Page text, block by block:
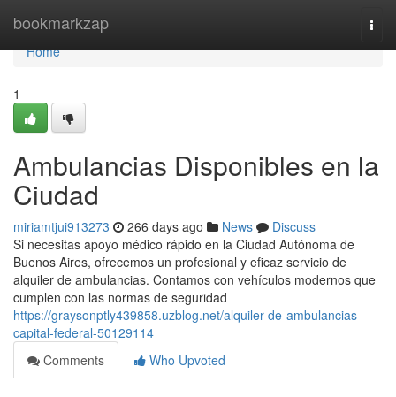
bookmarkzap
Home
Home
1
Ambulancias Disponibles en la
Ciudad
miriamtjui913273 266 days ago News
Discuss
Si necesitas apoyo médico rápido en la Ciudad Autónoma de
Buenos Aires, ofrecemos un profesional y eficaz servicio de
alquiler de ambulancias. Contamos con vehículos modernos que
cumplen con las normas de seguridad
https://graysonptly439858.uzblog.net/alquiler-de-ambulancias-
capital-federal-50129114
Comments
Who Upvoted